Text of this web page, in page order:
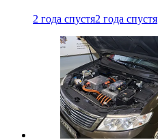
2 года спустя2 года спустя